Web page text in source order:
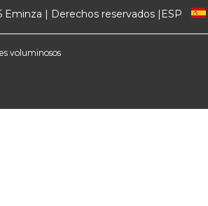
| Derechos reservados |
FRANCIA
ITALIA
ESP
voluminosos